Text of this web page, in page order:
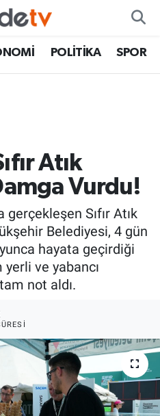
POLİTİKA SPOR
Atık
Vurdu!
Sıfır Atık
Belediyesi, 4 gün
hayata geçirdiği
yerli ve yabancı
not aldı.